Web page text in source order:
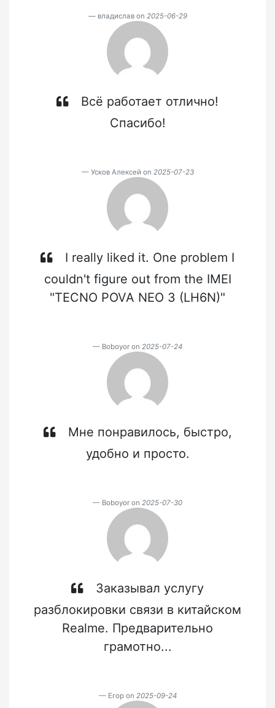
владислав on 2025-06-29
Всё работает отлично!
Спасибо!
Усков Алексей on 2025-07-23
I really liked it. One problem I
couldn't figure out from the IMEI
"TECNO POVA NEO 3 (LH6N)"
Boboyor on 2025-07-24
Мне понравилось, быстро,
удобно и просто.
Boboyor on 2025-07-30
Заказывал услугу
разблокировки связи в китайском
Realme. Предварительно
грамотно...
Егор on 2025-09-24